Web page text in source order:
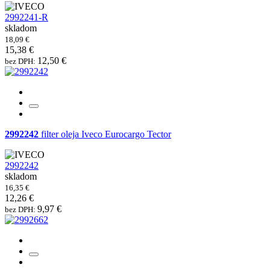
2992241-R
skladom
18,09 €
15,38 €
bez DPH: 12,50 €
2992242 filter oleja Iveco Eurocargo Tector
2992242
skladom
16,35 €
12,26 €
bez DPH: 9,97 €